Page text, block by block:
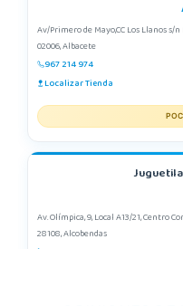
Av/Primero de Mayo,CC Los Llanos s/
02006, Albacete
967 214 974
Localizar Tienda
Av. Olímpica, 9, Local A13/21, Centro
28108, Alcobendas